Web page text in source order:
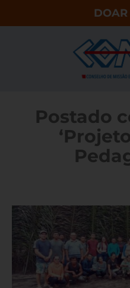
Postado